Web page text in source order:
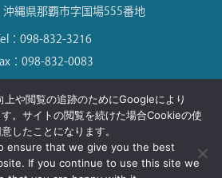
沖縄県那覇市字国場555番地
Tel：098-832-3216
：098-832-0083
University. All Rights Reserved.
上や閲覧の追跡のためにGoogleにより
。サイトの閲覧を続けた場合Cookieの使
したことになります。
ensure that we give you the best
If you continue to use this site we